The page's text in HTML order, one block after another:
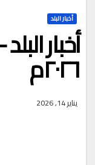
أخبار البلد
٢٠٢٦م
يناير 14, 2026